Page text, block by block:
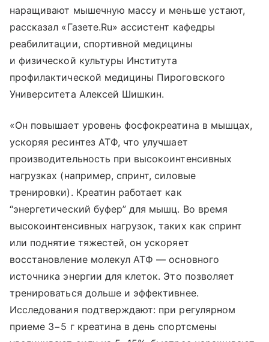
наращивают мышечную массу и меньше устают,
рассказал «Газете.Ru» ассистент кафедры
реабилитации, спортивной медицины
и физической культуры Института
профилактической медицины Пироговского
Университета Алексей Шишкин.
«Он повышает уровень фосфокреатина в мышцах,
ускоряя ресинтез АТФ, что улучшает
производительность при высокоинтенсивных
нагрузках (например, спринт, силовые
тренировки). Креатин работает как
“энергетический буфер” для мышц. Во время
высокоинтенсивных нагрузок, таких как спринт
или поднятие тяжестей, он ускоряет
восстановление молекул АТФ — основного
источника энергии для клеток. Это позволяет
тренироваться дольше и эффективнее.
Исследования подтверждают: при регулярном
приеме 3−5 г креатина в день спортсмены